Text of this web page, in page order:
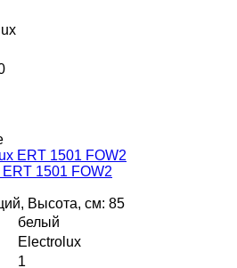
1501 FOW2
Высота, см: 85
белый
Electrolux
1